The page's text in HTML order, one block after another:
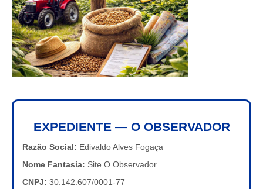
EXPEDIENTE — O OBSERVADOR
Razão Social: Edivaldo Alves Fogaça
Nome Fantasia: Site O Observador
CNPJ: 30.142.607/0001-77